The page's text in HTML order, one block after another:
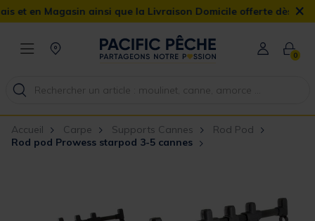
Magasin ainsi que la Livraison Domicile offerte dès 90€ ×
0
Accueil Carpe Supports Cannes
Rod Pod
Rod pod Prowess starpod 3-5 cannes